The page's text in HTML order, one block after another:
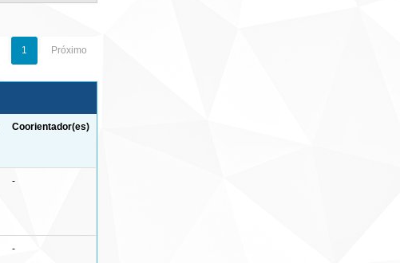
1 Próximo
Coorientador(es)
-
-